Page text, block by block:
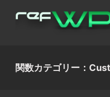
関数カテゴリー：